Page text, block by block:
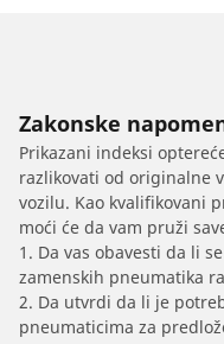
Zakonske
Prikazani indeksi
razlikovati od originalne
vozilu. Kao kvalifikovani
moći će da vam pruži
1. Da vas obavesti da li
zamenskih pneumatika
2. Da utvrdi da li je
pneumaticima za